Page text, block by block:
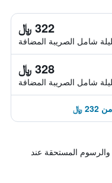
322 ﷼
شامل الصريبة المضافة
328 ﷼
شامل الصريبة المضافة
المستحقة عند